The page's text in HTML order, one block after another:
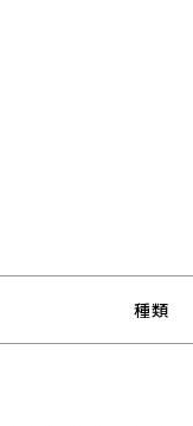
種類